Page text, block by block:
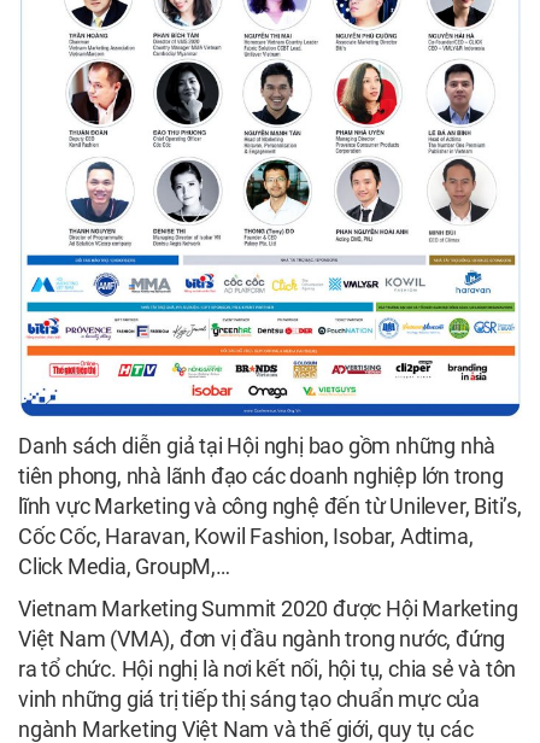
Danh sách diễn giả tại Hội nghị bao gồm những nhà
tiên phong, nhà lãnh đạo các doanh nghiệp lớn trong
lĩnh vực Marketing và công nghệ đến từ Unilever, Biti’s,
Cốc Cốc, Haravan, Kowil Fashion, Isobar, Adtima,
Click Media, GroupM,…
Vietnam Marketing Summit 2020 được Hội Marketing
Việt Nam (VMA), đơn vị đầu ngành trong nước, đứng
ra tổ chức. Hội nghị là nơi kết nối, hội tụ, chia sẻ và tôn
vinh những giá trị tiếp thị sáng tạo chuẩn mực của
ngành Marketing Việt Nam và thế giới, quy tụ các